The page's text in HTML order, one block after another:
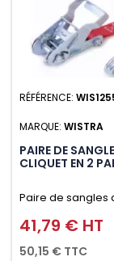
RÉFÉRENCE:
MARQUE: WISTRA
PAIRE DE
CLIQUET EN 2
Paire de
crochet en 2
d'utilisation.
Prix
41,79 € HT
50,15 € TTC